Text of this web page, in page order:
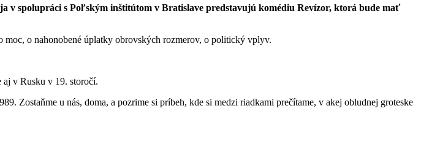
v spolupráci s Poľským inštitútom v Bratislave predstavujú komédiu Revízor, ktorá bude mať
moc, o nahonobené úplatky obrovských rozmerov, o politický vplyv.
aj v Rusku v 19. storočí.
Zostaňme u nás, doma, a pozrime si príbeh, kde si medzi riadkami prečítame, v akej obludnej groteske